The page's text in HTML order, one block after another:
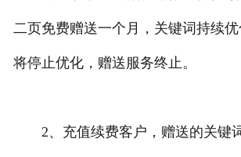
二页免费赠送一个月，关键词持续优
将停止优化，赠送服务终止。
2、充值续费客户，赠送的关键